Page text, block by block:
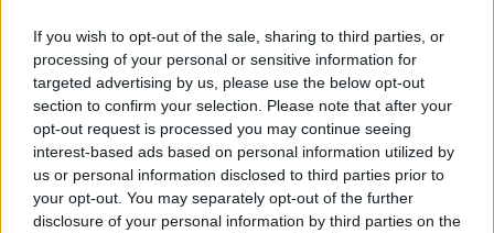
If you wish to opt-out of the sale, sharing to third parties, or
processing of your personal or sensitive information for
targeted advertising by us, please use the below opt-out
section to confirm your selection. Please note that after your
opt-out request is processed you may continue seeing
interest-based ads based on personal information utilized by
us or personal information disclosed to third parties prior to
your opt-out. You may separately opt-out of the further
disclosure of your personal information by third parties on the
Fotó: Chung Sung-Jun / Europress / Getty
Jön még kép!